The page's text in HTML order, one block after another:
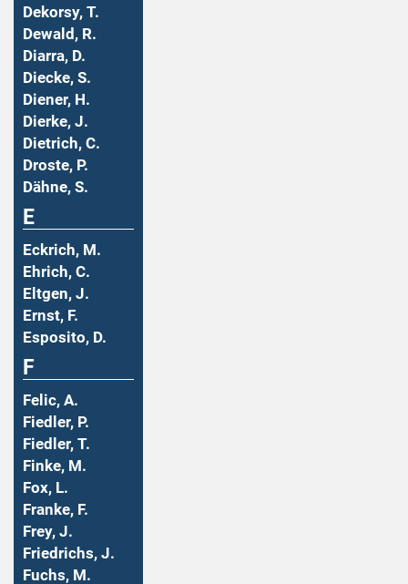
Dekorsy, T.
Dewald, R.
Diarra, D.
Diecke, S.
Diener, H.
Dierke, J.
Dietrich, C.
Droste, P.
Dähne, S.
E
Eckrich, M.
Ehrich, C.
Eltgen, J.
Ernst, F.
Esposito, D.
F
Felic, A.
Fiedler, P.
Fiedler, T.
Finke, M.
Fox, L.
Franke, F.
Frey, J.
Friedrichs, J.
Fuchs, M.